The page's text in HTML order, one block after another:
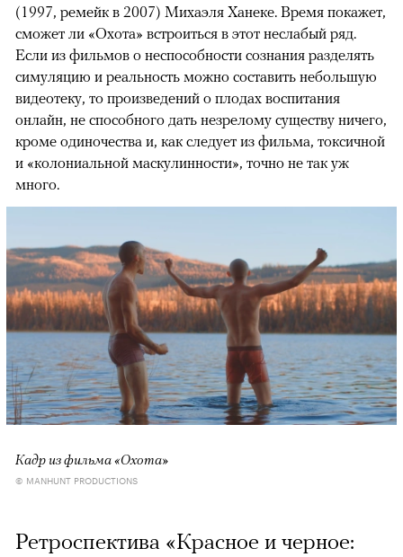
(1997, ремейк в 2007) Михаэля Ханеке. Время покажет,
сможет ли «Охота» встроиться в этот неслабый ряд.
Если из фильмов о неспособности сознания разделять
симуляцию и реальность можно составить небольшую
видеотеку, то произведений о плодах воспитания
онлайн, не способного дать незрелому существу ничего,
кроме одиночества и, как следует из фильма, токсичной
и «колониальной маскулинности», точно не так уж
много.
Кадр из фильма «Охота»
© MANHUNT PRODUCTIONS
Ретроспектива «Красное и черное: